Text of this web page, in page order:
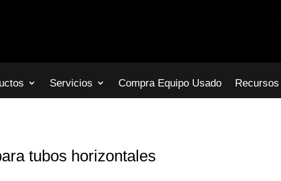
Servicios Compra Equipo Usado Recursos
tubos horizontales